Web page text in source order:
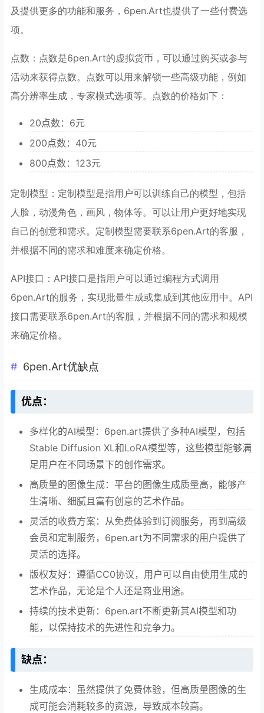
及提供更多的功能和服务，6pen.Art也提供了一些付费选
项。
点数：点数是6pen.Art的虚拟货币，可以通过购买或参与
活动来获得点数。点数可以用来解锁一些高级功能，例如
高分辨率生成，专家模式选项等。点数的价格如下：
20点数：6元
200点数：40元
800点数：123元
定制模型：定制模型是指用户可以训练自己的模型，包括
人脸，动漫角色，画风，物体等。可以让用户更好地实现
自己的创意和需求。定制模型需要联系6pen.Art的客服，
并根据不同的需求和难度来确定价格。
API接口：API接口是指用户可以通过编程方式调用
6pen.Art的服务，实现批量生成或集成到其他应用中。API
接口需要联系6pen.Art的客服，并根据不同的需求和规模
来确定价格。
6pen.Art优缺点
优点：
多样化的AI模型：6pen.art提供了多种AI模型，包括
Stable Diffusion XL和LoRA模型等，这些模型能够满
足用户在不同场景下的创作需求。
高质量的图像生成：平台的图像生成质量高，能够产
生清晰、细腻且富有创意的艺术作品。
灵活的收费方案：从免费体验到订阅服务，再到高级
会员和定制服务，6pen.art为不同需求的用户提供了
灵活的选择。
版权友好：遵循CC0协议，用户可以自由使用生成的
艺术作品，无论是个人还是商业用途。
持续的技术更新：6pen.art不断更新其AI模型和功
能，以保持技术的先进性和竞争力。
缺点：
生成成本：虽然提供了免费体验，但高质量图像的生
成可能会消耗较多的资源，导致成本较高。